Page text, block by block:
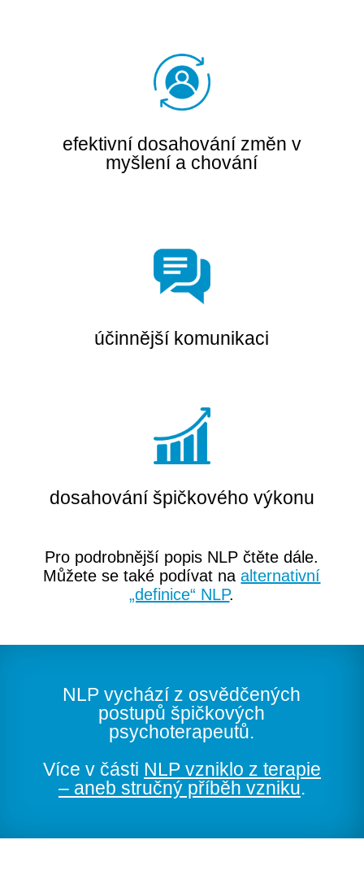
efektivní dosahování změn v
myšlení a chování
účinnější komunikaci
dosahování špičkového výkonu
Pro podrobnější popis NLP čtěte dále.
Můžete se také podívat naalternativní
„definice“ NLP.
NLP vychází z osvědčených
postupů špičkových
psychoterapeutů.
Více v části NLP vzniklo z terapie
– aneb stručný příběh vzniku.